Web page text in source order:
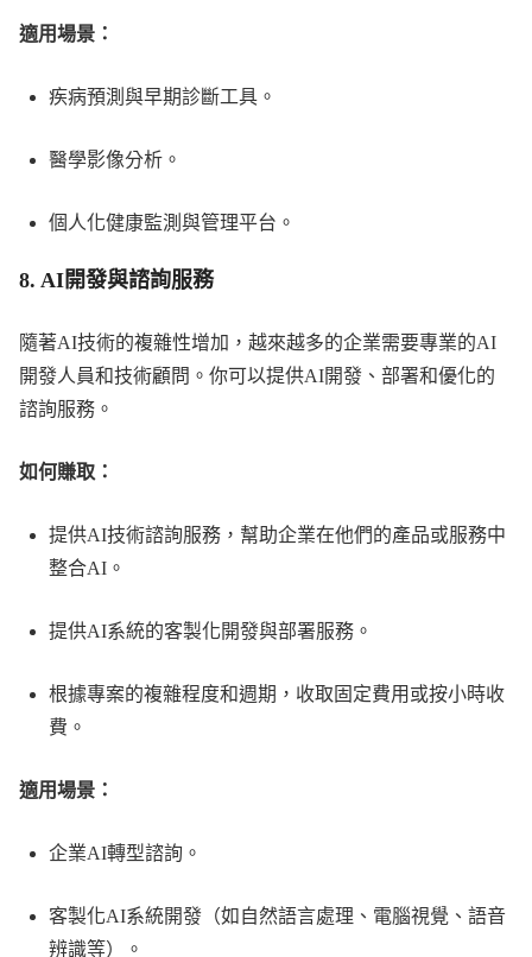
適用場景：
疾病預測與早期診斷工具。
醫學影像分析。
個人化健康監測與管理平台。
8. AI開發與諮詢服務
隨著AI技術的複雜性增加，越來越多的企業需要專業的AI
開發人員和技術顧問。你可以提供AI開發、部署和優化的
諮詢服務。
如何賺取：
提供AI技術諮詢服務，幫助企業在他們的產品或服務中
整合AI。
提供AI系統的客製化開發與部署服務。
根據專案的複雜程度和週期，收取固定費用或按小時收
費。
適用場景：
企業AI轉型諮詢。
客製化AI系統開發（如自然語言處理、電腦視覺、語音
辨識等）。